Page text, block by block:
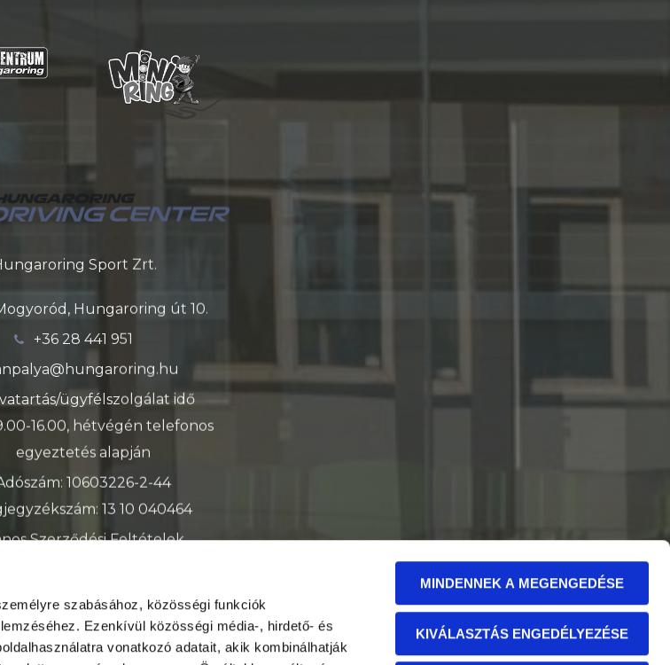
szabásához, közösségi funkciók
Ezenkívül közösségi média-, hirdető- és
vonatkozó adatait, akik kombinálhatják
MINDENNEK A MEGENGEDÉSE
KIVÁLASZTÁS ENGEDÉLYEZÉSE
Sport Zrt.
Hungaroring út 10.
+36 28 441 951
ügyfélszolgálat idő
16.00, hétvégén telefonos
egyeztetés alapján
10603226-2-44
13 10 040464
Szerződési Feltételek